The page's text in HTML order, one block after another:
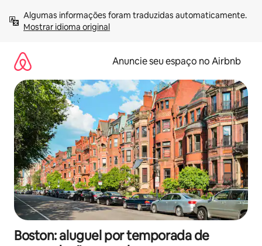
para
Mostrar idioma original
Anuncie seu espaço no Airbnb
Boston: aluguel por temporada de